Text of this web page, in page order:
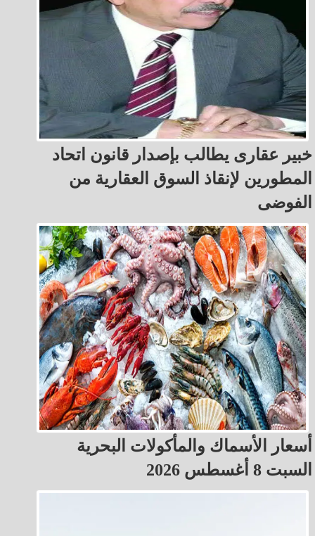
خبير عقارى يطالب بإصدار قانون اتحاد
المطورين لإنقاذ السوق العقارية من
الفوضى
أسعار الأسماك والمأكولات البحرية
السبت 8 أغسطس 2026